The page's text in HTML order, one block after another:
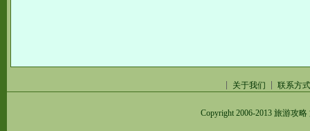
关于我们 联系方式
Copyright 2006-2013 旅游攻略